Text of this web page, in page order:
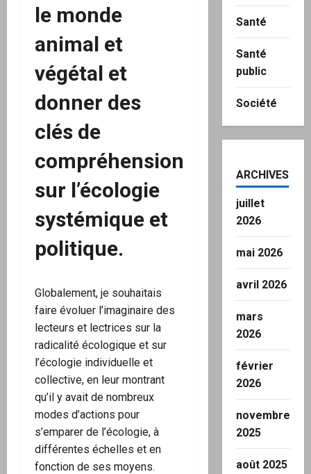
le monde
animal et
végétal et
donner des
clés de
compréhension
sur l’écologie
systémique et
politique.
Globalement, je souhaitais
faire évoluer l’imaginaire des
lecteurs et lectrices sur la
radicalité écologique et sur
l’écologie individuelle et
collective, en leur montrant
qu’il y avait de nombreux
modes d’actions pour
s’emparer de l’écologie, à
différentes échelles et en
fonction de ses moyens.
Santé
Santé
public
Société
ARCHIVES
juillet
2026
mai 2026
avril 2026
mars
2026
février
2026
novembre
2025
août 2025